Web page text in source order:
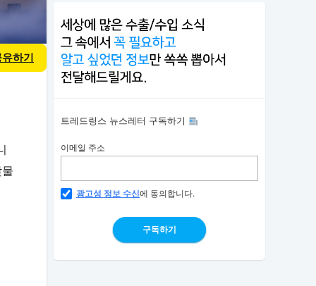
하기
트레드링스 뉴스레터 구독하기
이메일 주소
광고성 정보 수신에 동의합니다.
구독하기